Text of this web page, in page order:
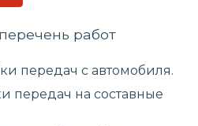
работ
передач с автомобиля.
передач на составные